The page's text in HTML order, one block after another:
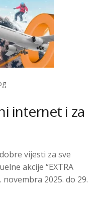
internet i za
vijesti za sve
akcije “EXTRA
novembra 2025. do 29.